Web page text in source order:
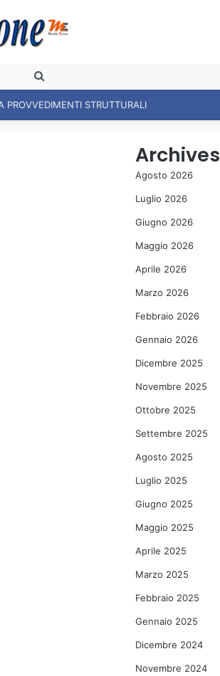
PROVVEDIMENTI STRUTTURALI
Archives
Agosto 2026
Luglio 2026
Giugno 2026
Maggio 2026
Aprile 2026
Marzo 2026
Febbraio 2026
Gennaio 2026
Dicembre 2025
Novembre 2025
Ottobre 2025
Settembre 2025
Agosto 2025
Luglio 2025
Giugno 2025
Maggio 2025
Aprile 2025
Marzo 2025
Febbraio 2025
Gennaio 2025
Dicembre 2024
Novembre 2024